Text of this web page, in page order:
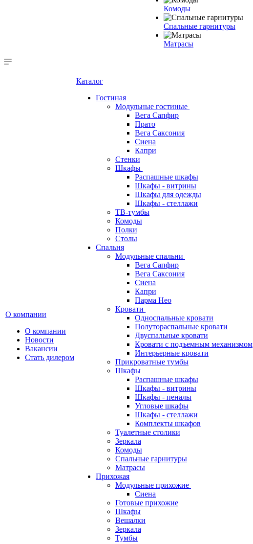
Комоды
Спальные гарнитуры
Матрасы
О компании
О компании
Новости
Вакансии
Стать дилером
Каталог
Гостиная
Модульные гостиные
Вега Сапфир
Прато
Вега Саксония
Сиена
Капри
Стенки
Шкафы
Распашные шкафы
Шкафы - витрины
Шкафы для одежды
Шкафы - стеллажи
ТВ-тумбы
Комоды
Полки
Столы
Спальня
Модульные спальни
Вега Сапфир
Вега Саксония
Сиена
Капри
Парма Нео
Кровати
Односпальные кровати
Полутораспальные кровати
Двуспальные кровати
Кровати с подъемным механизмом
Интерьерные кровати
Прикроватные тумбы
Шкафы
Распашные шкафы
Шкафы - витрины
Шкафы - пеналы
Угловые шкафы
Шкафы - стеллажи
Комплекты шкафов
Туалетные столики
Зеркала
Комоды
Спальные гарнитуры
Матрасы
Прихожая
Модульные прихожие
Сиена
Готовые прихожие
Шкафы
Вешалки
Зеркала
Тумбы